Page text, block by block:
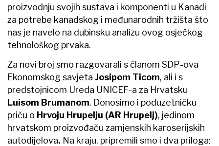
proizvodnju svojih sustava i komponenti u Kanadi
za potrebe kanadskog i međunarodnih tržišta što
nas je navelo na dubinsku analizu ovog osječkog
tehnološkog prvaka.
Za novi broj smo razgovarali s članom SDP-ova
Ekonomskog savjeta Josipom Ticom, ali i s
predstojnicom Ureda UNICEF-a za Hrvatsku
Luisom Brumanom. Donosimo i poduzetničku
priču o Hrvoju Hrupelju (AR Hrupelj), jedinom
hrvatskom proizvođaču zamjenskih karoserijskih
autodijelova. Na kraju, pripremili smo i dva priloga: